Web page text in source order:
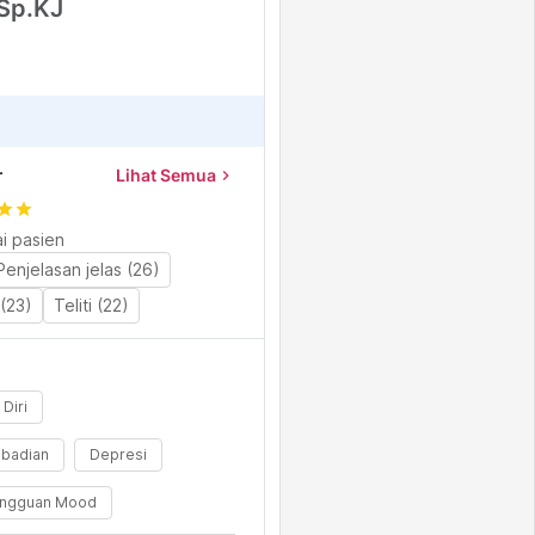
Lihat Semuachevron_right
star
pasien
jelas (26)
Teliti (22)
Diri
Depresi
Mood